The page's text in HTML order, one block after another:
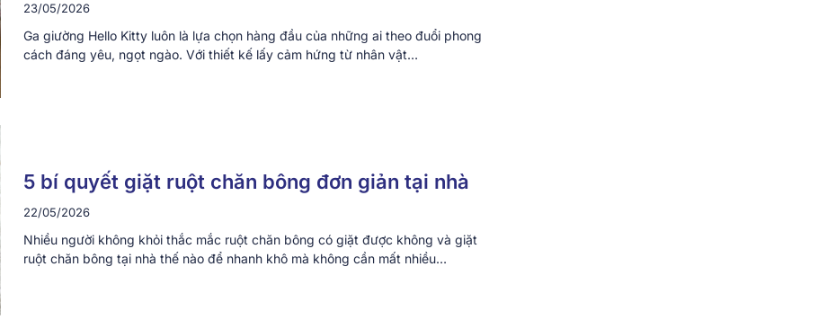
23/05/2026
Ga giường Hello Kitty luôn là lựa chọn hàng đầu của những ai theo đuổi phong
cách đáng yêu, ngọt ngào. Với thiết kế lấy cảm hứng từ nhân vật…
5 bí quyết giặt ruột chăn bông đơn giản tại nhà
22/05/2026
Nhiều người không khỏi thắc mắc ruột chăn bông có giặt được không và giặt
ruột chăn bông tại nhà thế nào để nhanh khô mà không cần mất nhiều…